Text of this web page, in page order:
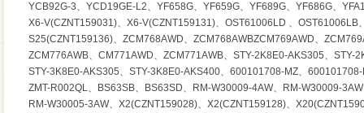
YCB92G-3、YCD19GE-L2、YF658G、YF659G、YF689G、YF686G、
X6-V(CZNT159031)、X6-V(CZNT159131)、OST61006LD 、OST61006LB
S25(CZNT159136)、ZCM768AWD、ZCM768AWBZCM769AWD、
ZCM776AWB、CM771AWD、ZCM771AWB、STY-2K8E0-AKS305、STY-
STY-3K8E0-AKS305、STY-3K8E0-AKS400、600101708-MZ、
ZMT-R002QL、BS63SB、BS63SD、RM-W30009-4AW、RM-W30009-
RM-W30005-3AW、X2(CZNT159028)、X2(CZNT159128)、